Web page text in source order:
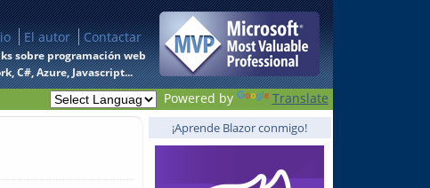
El autor Contactar
sobre programación web
C#, Azure, Javascript...
Powered by Translate
¡Aprende Blazor conmigo!